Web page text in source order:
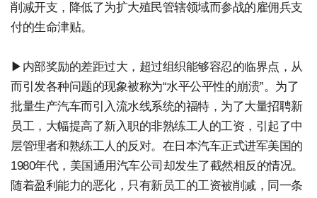
削减开支，降低了为扩大殖民管辖领域而参战的雇佣兵支
付的生命津贴。
▶内部奖励的差距过大，超过组织能够容忍的临界点，从
而引发各种问题的现象被称为“水平公平性的崩溃”。为了
批量生产汽车而引入流水线系统的福特，为了大量招聘新
员工，大幅提高了新入职的非熟练工人的工资，引起了中
层管理者和熟练工人的反对。在日本汽车正式进军美国的
1980年代，美国通用汽车公司却发生了截然相反的情况。
随着盈利能力的恶化，只有新员工的工资被削减，同一条